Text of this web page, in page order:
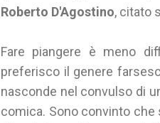
Roberto D'Agostino, citato
Fare piangere è meno
preferisco il genere
nasconde nel convulso di
comica. Sono convinto che